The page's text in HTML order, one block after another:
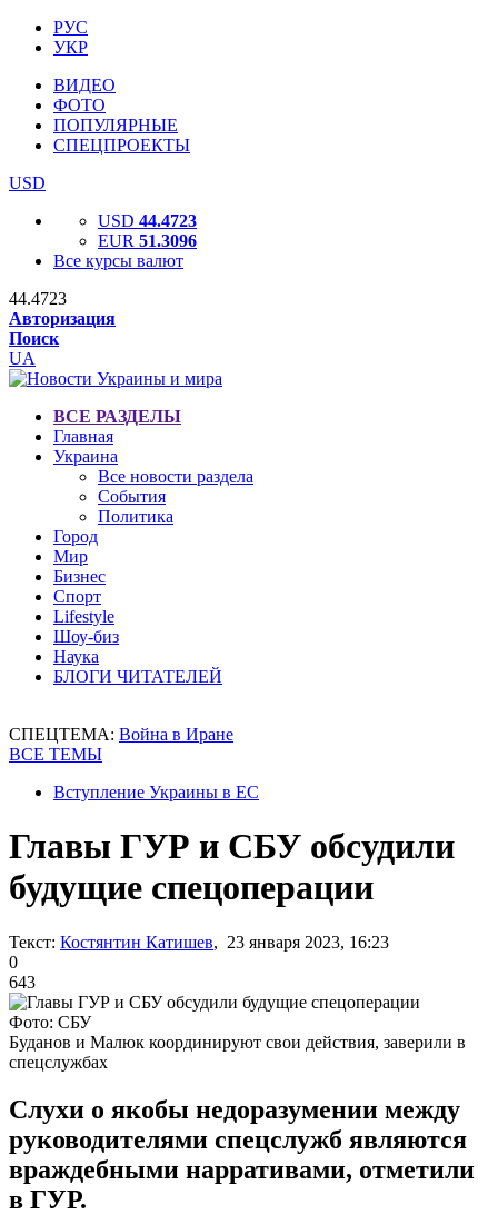
РУС
УКР
ВИДЕО
ФОТО
ПОПУЛЯРНЫЕ
СПЕЦПРОЕКТЫ
USD
USD 44.4723
EUR 51.3096
Все курсы валют
44.4723
Авторизация
Поиск
UA
ВСЕ РАЗДЕЛЫ
Главная
Украина
Все новости раздела
События
Политика
Город
Мир
Бизнес
Спорт
Lifestyle
Шоу-биз
Наука
БЛОГИ ЧИТАТЕЛЕЙ
СПЕЦТЕМА: Война в Иране
ВСЕ ТЕМЫ
Вступление Украины в ЕС
Главы ГУР и СБУ обсудили
будущие спецоперации
Текст: Костянтин Катишев, 23 января 2023, 16:23
0
643
Фото: СБУ
Буданов и Малюк координируют свои действия, заверили в
спецслужбах
Слухи о якобы недоразумении между
руководителями спецслужб являются
враждебными нарративами, отметили
в ГУР.